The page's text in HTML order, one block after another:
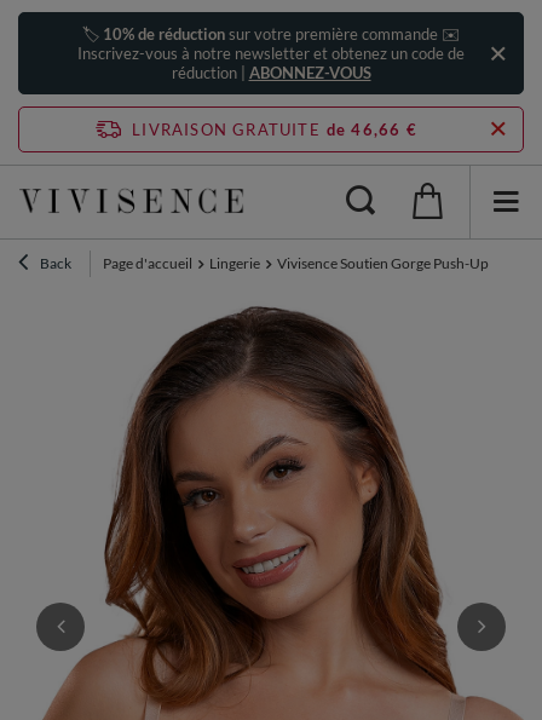
🏷️ 10% de réductionsur votre première commande ✉️
Inscrivez-vous à notre newsletter et obtenez un code de
réduction | ABONNEZ-VOUS
LIVRAISON GRATUITE de 46,66 €
Back Page d'accueil Lingerie Vivisence Soutien Gorge Push-Up